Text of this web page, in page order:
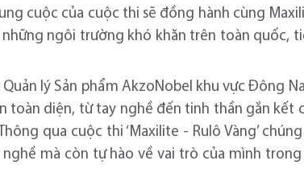
cuộc của cuộc thi sẽ đồng hành cùng
ngôi trường khó khăn trên toàn quốc,
lý Sản phẩm AkzoNobel khu vực Đông
toàn diện, từ tay nghề đến tinh thần gắn kết
qua cuộc thi ‘Maxilite - Rulô Vàng’
mà còn tự hào về vai trò của mình